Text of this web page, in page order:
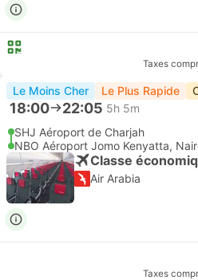
Taxes
Le Moins Cher Le Plus Rapide
18:00 22:05 5h 5m
SHJ Aéroport de Charjah
NBO Aéroport Jomo Kenyatta,
Classe
Air Arabia
Taxes